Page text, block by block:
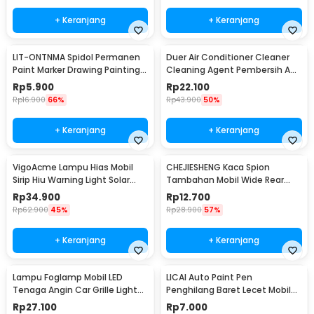
+ Keranjang + Keranjang
LIT-ONTNMA Spidol Permanen
Paint Marker Drawing Painting
Oil Base - MP-01
Rp5.900
Rp16.900 66%
+ Keranjang
Duer Air Conditioner Cleaner
Cleaning Agent Pembersih AC
Rumah 500ml - QUY1640
Rp22.100
Rp43.900 50%
+ Keranjang
VigoAcme Lampu Hias Mobil
Sirip Hiu Warning Light Solar
Energy 8 LED - FZWJSD
Rp34.900
Rp62.900 45%
+ Keranjang
CHEJIESHENG Kaca Spion
Tambahan Mobil Wide Rear
View Anti Blind Spot - SY-080
Rp12.700
Rp28.900 57%
+ Keranjang
Lampu Foglamp Mobil LED
Tenaga Angin Car Grille Light
Wind Power 2 PCS - XY044
Rp27.100
LICAI Auto Paint Pen
Penghilang Baret Lecet Mobil
Scratch Removal 12ml
Rp7.000